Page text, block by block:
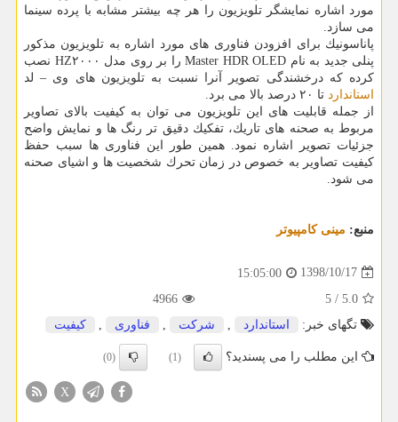
مورد اشاره نمایشگر تلویزیون را هر چه بیشتر مشابه با پرده سینما
می سازد.
پاناسونیك برای افزودن فناوری های مورد اشاره به تلویزیون مذكور
پنلی جدید به نام Master HDR OLED را بر روی مدل HZ۲۰۰۰ نصب
كرده كه درخشندگی تصویر آنرا نسبت به تلویزیون های وی – لد
استاندارد تا ۲۰ درصد بالا می برد.
از جمله قابلیت های این تلویزیون می توان به كیفیت بالای تصاویر
مربوط به صحنه های تاریك، تفكیك دقیق تر رنگ ها و نمایش واضح
جزئیات تصویر اشاره نمود. همین طور این فناوری ها سبب حفظ
كیفیت تصاویر به خصوص در زمان تحرك شخصیت ها و اشیای صحنه
می شود.
منبع: مینی كامپیوتر
1398/10/17
15:05:00
5.0
/
5
4966
تگهای خبر:
استاندارد شركت فناوری كیفیت
این مطلب را می پسندید؟ (1)
(0)
X